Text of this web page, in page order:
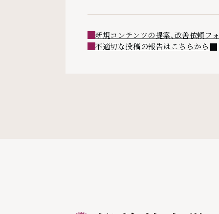
新規コンテンツの提案、改善依頼フ
不適切な投稿の報告はこちらから 外